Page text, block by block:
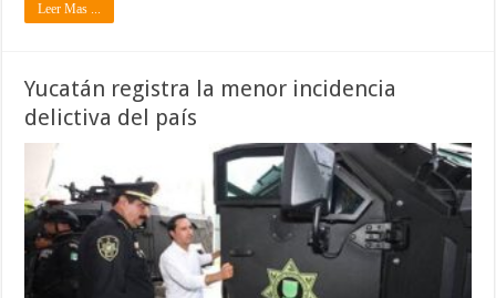
Leer Mas ...
Yucatán registra la menor incidencia
delictiva del país